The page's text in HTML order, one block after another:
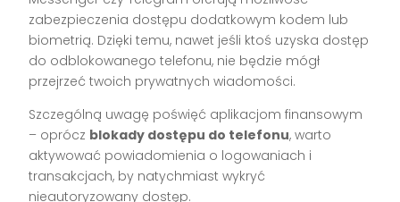
zabezpieczenia dostępu dodatkowym kodem lub
biometrią. Dzięki temu, nawet jeśli ktoś uzyska dostęp
do odblokowanego telefonu, nie będzie mógł
przejrzeć twoich prywatnych wiadomości.
Szczególną uwagę poświęć aplikacjom finansowym
– oprócz blokady dostępu do telefonu, warto
aktywować powiadomienia o logowaniach i
transakcjach, by natychmiast wykryć
nieautoryzowany dostęp.